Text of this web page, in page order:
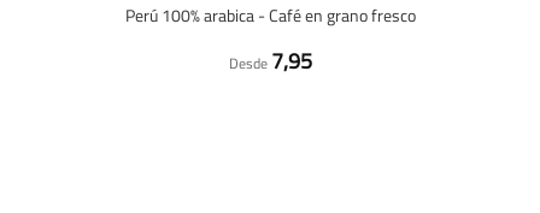
Perú 100% arabica - Café en grano fresco
Desde 7,95